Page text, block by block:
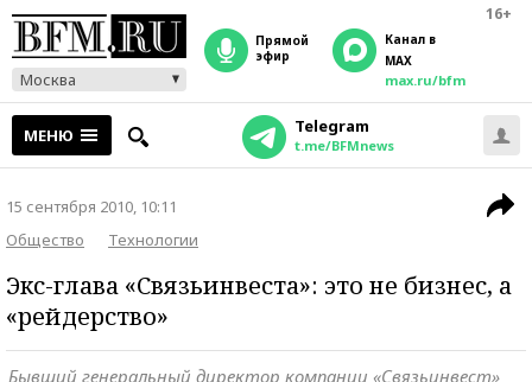
16+
Москва
прямой
эфир
Канал в
MAX
max.ru/bfm
МЕНЮ Telegram
t.me/BFMnews
15 сентября 2010, 10:11
Общество
Технологии
Экс-глава «Связьинвеста»: это не бизнес, а
«рейдерство»
Бывший генеральный директор компании «Связьинвест»